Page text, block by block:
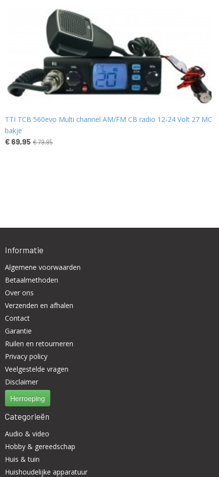
TTI TCB 560evo Multi channel AM/FM CB radio 12-24 Volt 27 MC
bakje
€ 69,95 € 79,95
Informatie
Algemene voorwaarden
Betaalmethoden
Over ons
Verzenden en afhalen
Contact
Garantie
Ruilen en retourneren
Privacy policy
Veelgestelde vragen
Disclaimer
Herroeping
Categorieën
Audio & video
Hobby & gereedschap
Huis & tuin
Huishoudelijke apparatuur